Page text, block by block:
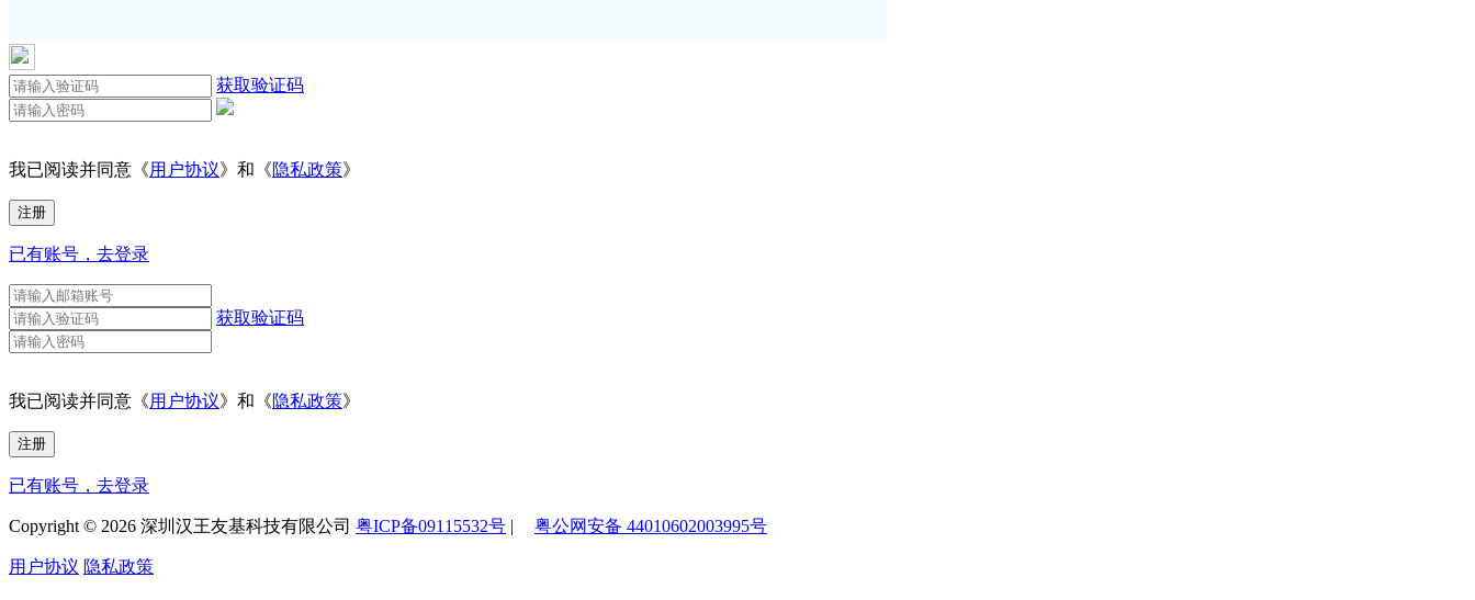
获取验证码
我已阅读并同意《用户协议》和《隐私政策》
已有账号，去登录
获取验证码
我已阅读并同意《用户协议》和《隐私政策》
已有账号，去登录
Copyright © 2026 深圳汉王友基科技有限公司 粤ICP备09115532号 | 粤公网安备 44010602003995号
用户协议 隐私政策